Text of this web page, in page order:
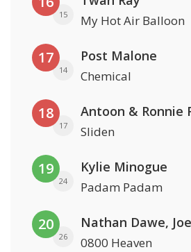
15 My Hot Air Balloon
17
14
Post Malone
Chemical
18
17
Antoon & Ronnie
Sliden
19
24
Kylie Minogue
Padam Padam
20
26 0800 Heaven